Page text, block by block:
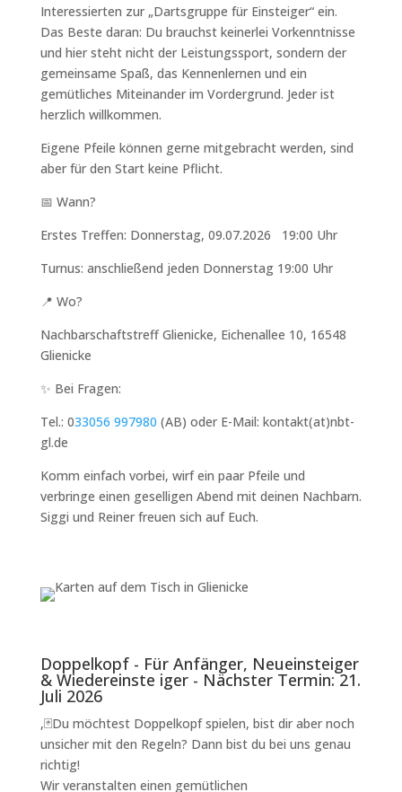
Interessierten zur „Dartsgruppe für Einsteiger“ ein.
Das Beste daran: Du brauchst keinerlei Vorkenntnisse
und hier steht nicht der Leistungssport, sondern der
gemeinsame Spaß, das Kennenlernen und ein
gemütliches Miteinander im Vordergrund. Jeder ist
herzlich willkommen.
Eigene Pfeile können gerne mitgebracht werden, sind
aber für den Start keine Pflicht.
📅 Wann?
Erstes Treffen: Donnerstag, 09.07.2026
19:00 Uhr
Turnus: anschließend jeden Donnerstag 19:00 Uhr
📍 Wo?
Nachbarschaftstreff Glienicke, Eichenallee 10, 16548
Glienicke
✨ Bei Fragen:
Tel.: 033056 997980 (AB) oder E-Mail: kontakt(at)nbt-
gl.de
Komm einfach vorbei, wirf ein paar Pfeile und
verbringe einen geselligen Abend mit deinen Nachbarn.
Siggi und Reiner freuen sich auf Euch.
Doppelkopf - Für Anfänger, Neueinsteiger
& Wiedereinste iger - Nächster Termin: 21.
Juli 2026
,🃏Du möchtest Doppelkopf spielen, bist dir aber noch
unsicher mit den Regeln? Dann bist du bei uns genau
richtig!
Wir veranstalten einen gemütlichen